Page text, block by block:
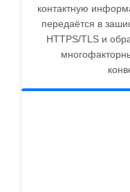
контактную
передаётся в
HTTPS/TLS и